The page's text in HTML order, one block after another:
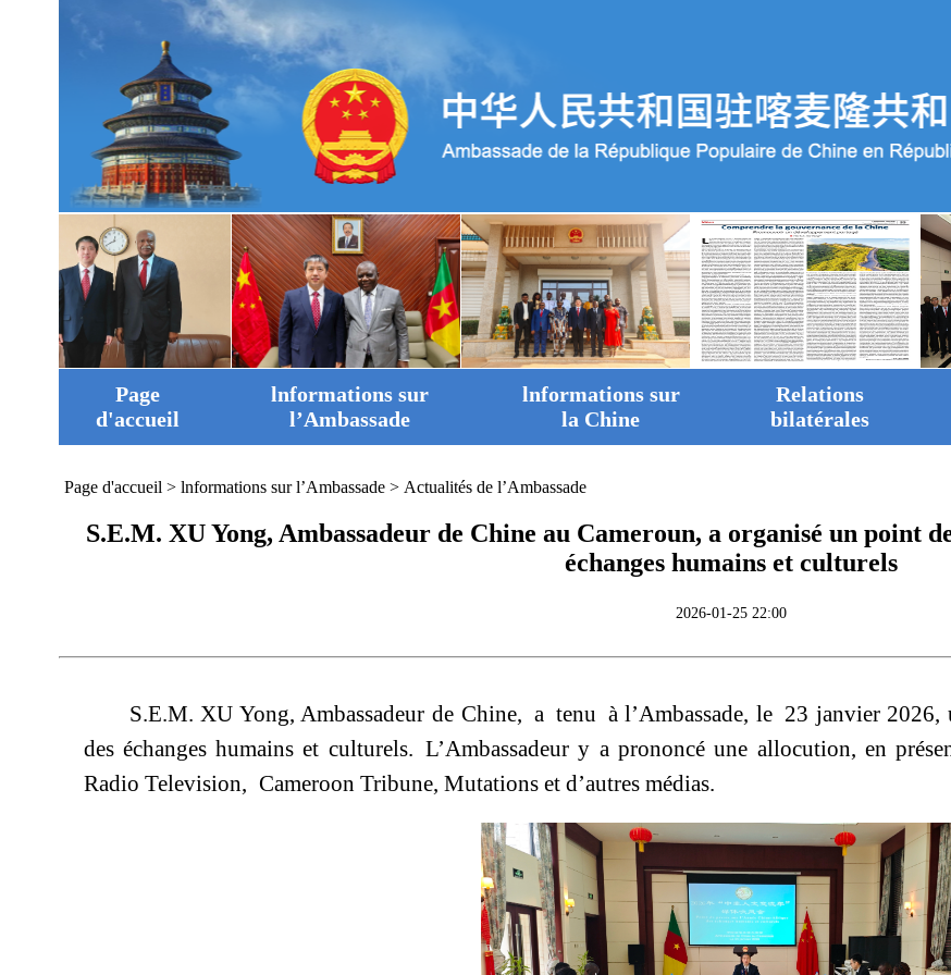
Page
d'accueil
lnformations sur
l’Ambassade
lnformations sur
la Chine
Relations
bilatérales
Page d'accueil > lnformations sur l’Ambassade> Actualités de l’Ambassade
S.E.M. XU Yong, Ambassadeur de Chine au Cameroun, a organisé un point
échanges humains et culturels
2026-01-25 22:00
S.E.M. XU Yong, Ambassadeur de Chine, a tenu à l’Ambassade, le 23 janvier
des échanges humains et culturels. L’Ambassadeur y a prononcé une allocution, en
Radio Television, Cameroon Tribune, Mutations et d’autres médias.